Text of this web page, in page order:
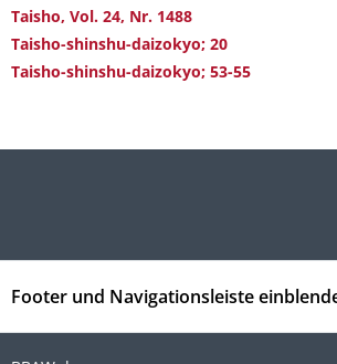
Taisho, Vol. 24, Nr. 1488
Taisho-shinshu-daizokyo; 20
Taisho-shinshu-daizokyo; 53-55
Footer und Navigationsleiste